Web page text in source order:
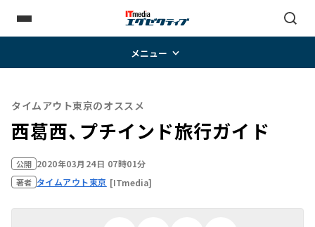
メニュー
タイムアウト東京のオススメ
西葛西、プチインド旅行ガイド
公開 2020年03月24日 07時01分
著者 タイムアウト東京 [ITmedia]